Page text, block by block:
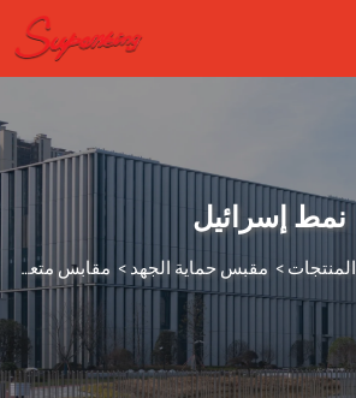
نمط إسرائيل
المنتجات> مقبس حماية الجهد> مقابس متعددة الجنسيات KE-2188